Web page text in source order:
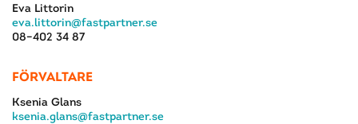
Eva Littorin
eva.littorin@fastpartner.se
08–402 34 87
FÖRVALTARE
Ksenia Glans
ksenia.glans@fastpartner.se